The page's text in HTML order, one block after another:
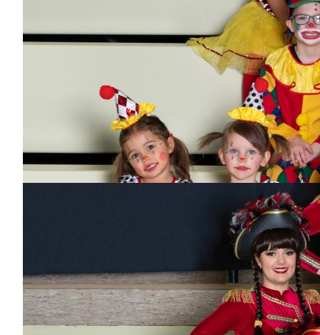
Dabei
seit
1 Jahr
Bisher aktiv als/bei
Garde
Antonia Hurler